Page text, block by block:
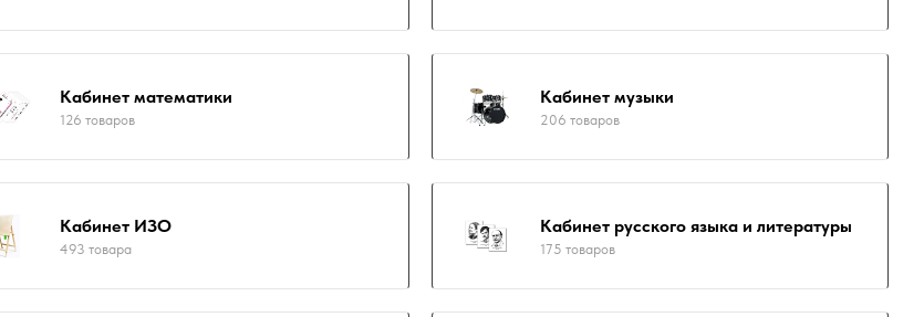
Кабинет математики
126 товаров
Кабинет музыки
206 товаров
Кабинет ИЗО
493 товара
Кабинет русского языка и литературы
175 товаров